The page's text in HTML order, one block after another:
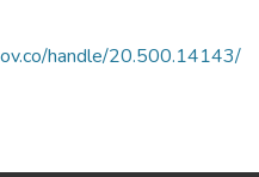
handle/20.500.14143/